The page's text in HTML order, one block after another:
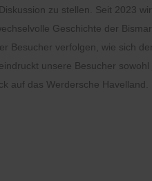
zu stellen. Seit 2023
Geschichte der
Besucher verfolgen, wie sich
unsere Besucher
auf das Werdersche Havelland.